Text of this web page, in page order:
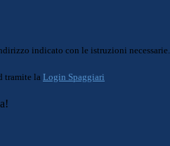
indicato con le istruzioni necessarie.
tramite la Login Spaggiari